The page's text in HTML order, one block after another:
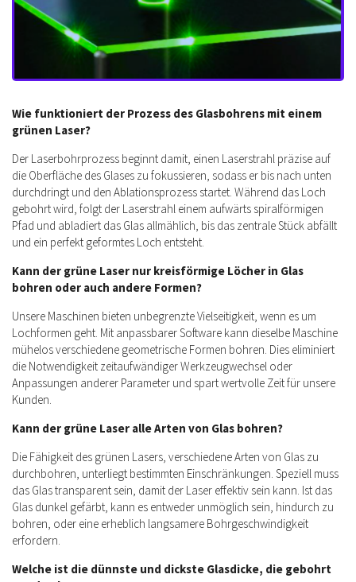
Wie funktioniert der Prozess des Glasbohrens mit einem
grünen Laser?
Der Laserbohrprozess beginnt damit, einen Laserstrahl präzise auf
die Oberfläche des Glases zu fokussieren, sodass er bis nach unten
durchdringt und den Ablationsprozess startet. Während das Loch
gebohrt wird, folgt der Laserstrahl einem aufwärts spiralförmigen
Pfad und abladiert das Glas allmählich, bis das zentrale Stück abfällt
und ein perfekt geformtes Loch entsteht.
Kann der grüne Laser nur kreisförmige Löcher in Glas
bohren oder auch andere Formen?
Unsere Maschinen bieten unbegrenzte Vielseitigkeit, wenn es um
Lochformen geht. Mit anpassbarer Software kann dieselbe Maschine
mühelos verschiedene geometrische Formen bohren. Dies eliminiert
die Notwendigkeit zeitaufwändiger Werkzeugwechsel oder
Anpassungen anderer Parameter und spart wertvolle Zeit für unsere
Kunden.
Kann der grüne Laser alle Arten von Glas bohren?
Die Fähigkeit des grünen Lasers, verschiedene Arten von Glas zu
durchbohren, unterliegt bestimmten Einschränkungen. Speziell muss
das Glas transparent sein, damit der Laser effektiv sein kann. Ist das
Glas dunkel gefärbt, kann es entweder unmöglich sein, hindurch zu
bohren, oder eine erheblich langsamere Bohrgeschwindigkeit
erfordern.
Welche ist die dünnste und dickste Glasdicke, die gebohrt